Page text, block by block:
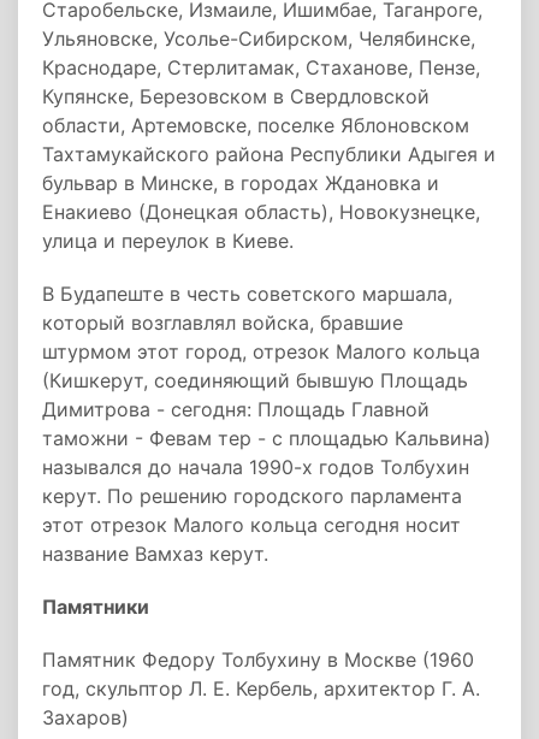
Старобельске, Измаиле, Ишимбае, Таганроге,
Ульяновске, Усолье-Сибирском, Челябинске,
Краснодаре, Стерлитамак, Стаханове, Пензе,
Купянске, Березовском в Свердловской
области, Артемовске, поселке Яблоновском
Тахтамукайского района Республики Адыгея и
бульвар в Минске, в городах Ждановка и
Енакиево (Донецкая область), Новокузнецке,
улица и переулок в Киеве.
В Будапеште в честь советского маршала,
который возглавлял войска, бравшие
штурмом этот город, отрезок Малого кольца
(Кишкерут, соединяющий бывшую Площадь
Димитрова - сегодня: Площадь Главной
таможни - Февам тер - с площадью Кальвина)
назывался до начала 1990-х годов Толбухин
керут. По решению городского парламента
этот отрезок Малого кольца сегодня носит
название Вамхаз керут.
Памятники
Памятник Федору Толбухину в Москве (1960
год, скульптор Л. Е. Кербель, архитектор Г. А.
Захаров)